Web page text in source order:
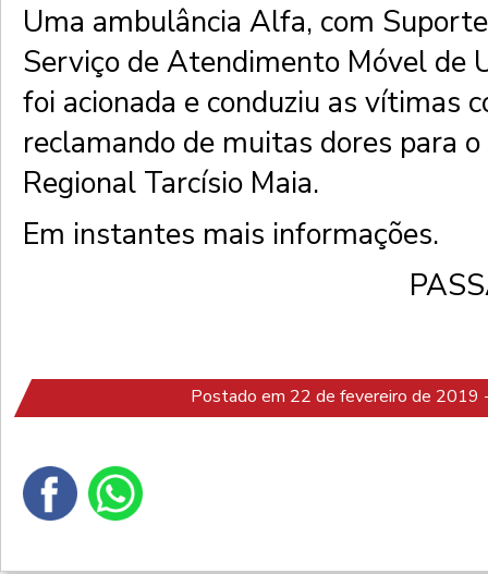
Uma ambulância Alfa, com
Serviço de Atendimento Móvel de
foi acionada e conduziu as vítimas
reclamando de muitas dores para
Regional Tarcísio Maia.
Em instantes mais informações.
Postado em 22 de fevereiro de 2019